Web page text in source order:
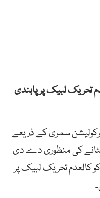
تحریک لبیک پر پابندی
سمری کے ذریعے
کی منظوری دے دی
کالعدم تحریک لبیک پر